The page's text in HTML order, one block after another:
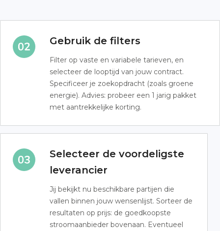
Gebruik de filters
Filter op vaste en variabele tarieven, en
selecteer de looptijd van jouw contract.
Specificeer je zoekopdracht (zoals groene
energie). Advies: probeer een 1 jarig pakket
met aantrekkelijke korting.
Selecteer de voordeligste
leverancier
Jij bekijkt nu beschikbare partijen die
vallen binnen jouw wensenlijst. Sorteer de
resultaten op prijs: de goedkoopste
stroomaanbieder bovenaan. Eventueel